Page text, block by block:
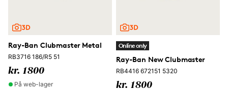
Ray-Ban Clubmaster Metal
RB3716 186/R5 51
kr. 1800
På web-lager
Online only
Ray-Ban New Clubmaster
RB4416 672151 5320
kr. 1800